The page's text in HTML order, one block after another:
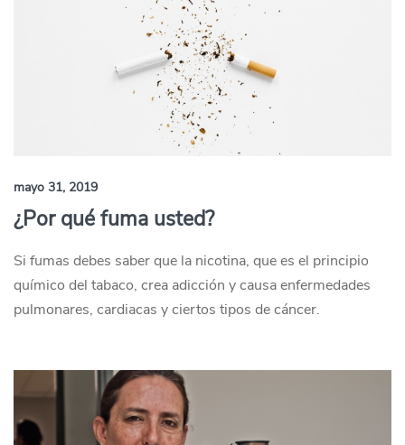
mayo 31, 2019
¿Por qué fuma usted?
Si fumas debes saber que la nicotina, que es el principio
químico del tabaco, crea adicción y causa enfermedades
pulmonares, cardiacas y ciertos tipos de cáncer.